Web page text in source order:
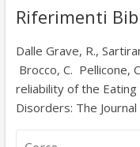
Riferimenti
Dalle Grave, R.,
Brocco, C. Pellicone,
reliability of the Eating
Disorders: The